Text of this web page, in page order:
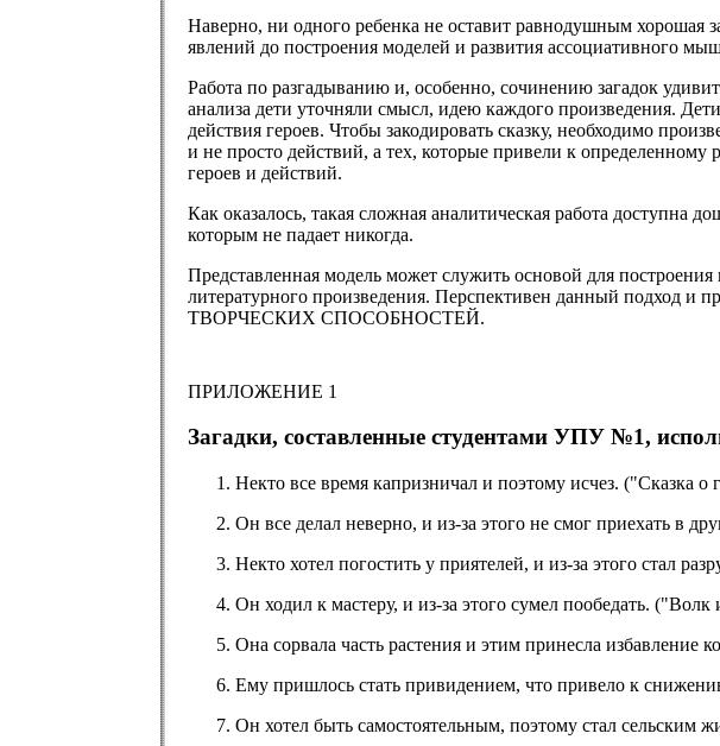
Наверно, ни одного ребенка не оставит равнодушным хорошая
явлений до построения моделей и развития ассоциативного
Работа по разгадыванию и, особенно, сочинению загадок
анализа дети уточняли смысл, идею каждого произведения.
действия героев. Чтобы закодировать сказку, необходимо
и не просто действий, а тех, которые привели к определенному
героев и действий.
Как оказалось, такая сложная аналитическая работа
которым не падает никогда.
Представленная модель может служить основой для
литературного произведения. Перспективен данный подход и
ТВОРЧЕСКИХ СПОСОБНОСТЕЙ.
ПРИЛОЖЕНИЕ 1
Загадки, составленные студентами УПУ №1,
Некто все время капризничал и поэтому исчез.
Он все делал неверно, и из-за этого не смог приехать в
Некто хотел погостить у приятелей, и из-за этого стал
Он ходил к мастеру, и из-за этого сумел пообедать. ("Волк
Она сорвала часть растения и этим принесла избавление
Ему пришлось стать привидением, что привело к
Он хотел быть самостоятельным, поэтому стал сельским